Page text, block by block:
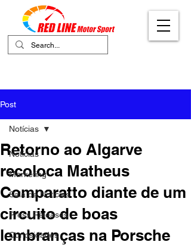
Post
Notícias
Marketing
Sala de Notícias
Press Releases
Curiosidades
Notícias
Retorno ao Algarve
recoloca Matheus
Comparatto diante de um
circuito de boas
lembranças na Porsche